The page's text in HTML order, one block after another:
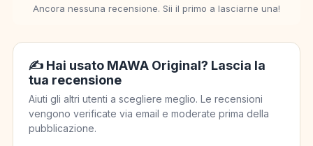
Ancora nessuna recensione. Sii il primo a lasciarne una!
✍️ Hai usato MAWA Original? Lascia la
tua recensione
Aiuti gli altri utenti a scegliere meglio. Le recensioni
vengono verificate via email e moderate prima della
pubblicazione.